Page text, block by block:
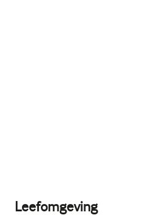
Leefomgeving